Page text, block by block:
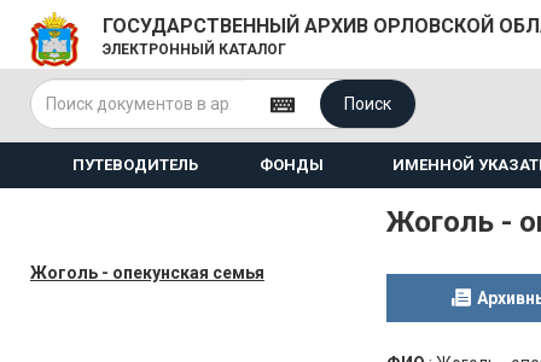
ГОСУДАРСТВЕННЫЙ АРХИВ ОРЛОВСКОЙ
ЭЛЕКТРОННЫЙ КАТАЛОГ
Поиск
ПУТЕВОДИТЕЛЬ ФОНДЫ ИМЕННОЙ
Жоголь - опекунская семья
Жоголь -